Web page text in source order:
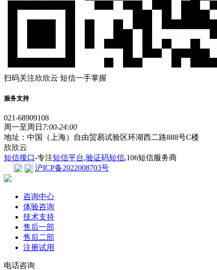
扫码关注欣欣云 短信一手掌握
服务支持
021-68909108
周一至周日 7:00-24:00
地址：中国（上海）自由贸易试验区环湖西二路888号C楼
欣欣云
短信接口-专注短信平台,验证码短信,106短信服务商
沪ICP备2022008703号
咨询中心
体验咨询
技术支持
售后一部
售后二部
注册试用
电话咨询